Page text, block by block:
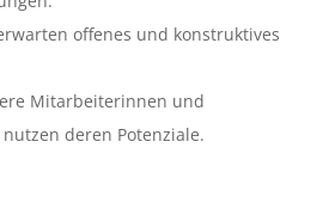
offenes und konstruktives
Mitarbeiterinnen und
deren Potenziale.